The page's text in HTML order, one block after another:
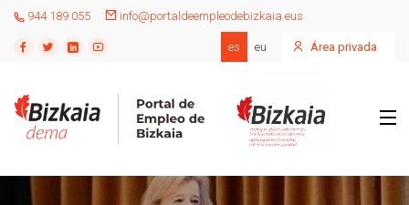
944 189 055 info@portaldeempleodebizkaia.eus
es eu Área privada